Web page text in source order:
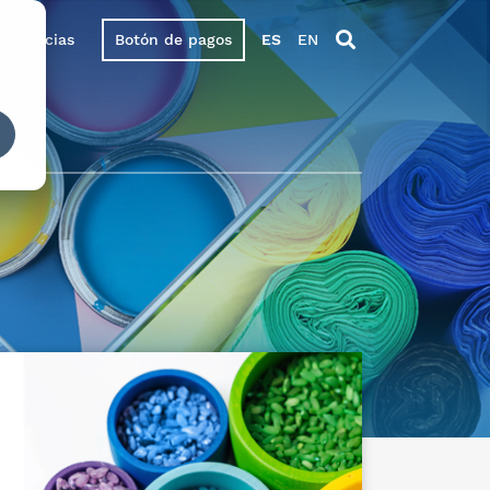
Noticias Botón de pagos ES EN